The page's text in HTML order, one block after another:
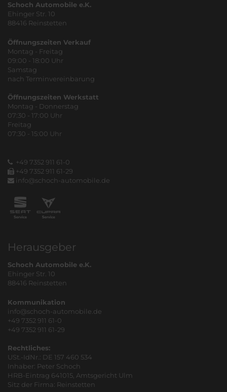
Schoch Automobile e.K.
Ehinger Str. 10
88416 Reinstetten
Öffnungszeiten Verkauf
Montag - Freitag
09:00 - 18:00 Uhr
Samstag
nach Terminvereinbarung
Öffnungszeiten Werkstatt
Montag - Donnerstag
07:30 - 17:00 Uhr
Freitag
07:30 - 15:00 Uhr
+49 7352 911 61-0
+49 7352 911 61-29
info@schoch-automobile.de
Herausgeber
Schoch Automobile e.K.
Ehinger Str. 10
88416 Reinstetten
Kommunikation
info@schoch-automobile.de
+49 7352 911 61-0
+49 7352 911 61-29
Rechtliches:
USt.-IdNr.: DE 157 460 534
Inhaber: Peter Schoch
HRB-Eintrag 641015, Amtsgericht Ulm
Sitz der Firma: Reinstetten